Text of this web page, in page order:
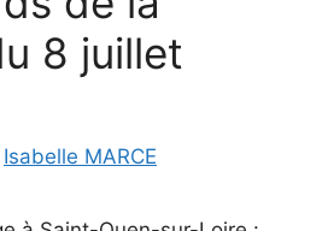
8 juillet
Isabelle MARCE